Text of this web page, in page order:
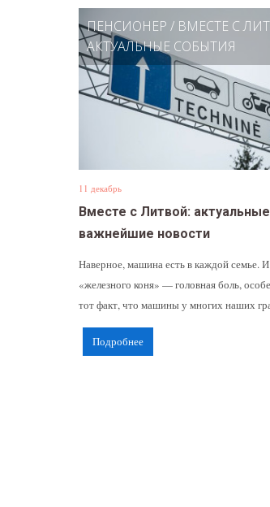
ПЕНСИОНЕР / ВМЕСТЕ С
АКТУАЛЬНЫЕ СОБЫТИЯ
11 декабрь
Вместе с Литвой:
важнейшие новости
Наверное, машина есть в каждой семье.
«железного коня» — головная боль,
тот факт, что машины у многих наших
Подробнее